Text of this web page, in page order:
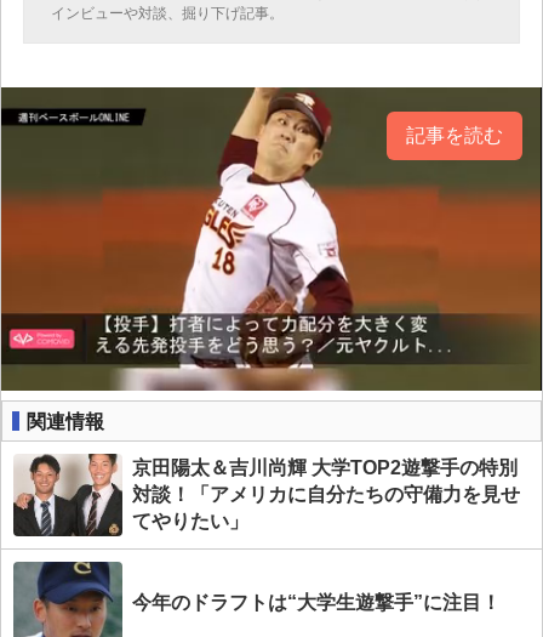
インビューや対談、掘り下げ記事。
記事を読む
関連情報
京田陽太＆吉川尚輝 大学TOP2遊撃手の特別
対談！「アメリカに自分たちの守備力を見せ
てやりたい」
今年のドラフトは“大学生遊撃手”に注目！